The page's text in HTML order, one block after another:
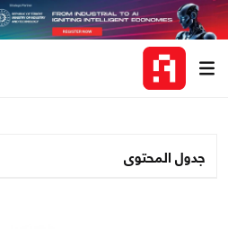
جدول المحتوى